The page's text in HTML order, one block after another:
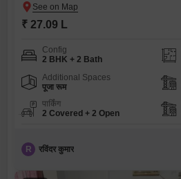
₹ 27.09 L
Config
2 BHK + 2 Bath
Additional Spaces
पूजा रूम
पार्किंग
2 Covered + 2 Open
R रविंदर कुमार